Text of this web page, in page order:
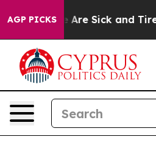
AGP PICKS
“People Are Sick and Tired